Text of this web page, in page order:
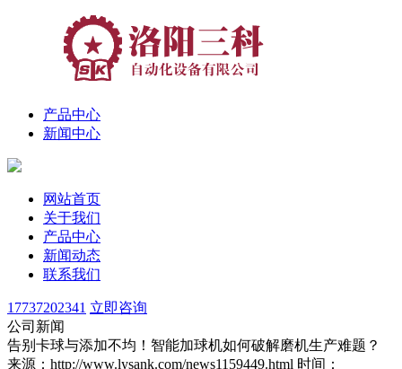
产品中心
新闻中心
网站首页
关于我们
产品中心
新闻动态
联系我们
17737202341 立即咨询
公司新闻
告别卡球与添加不均！智能加球机如何破解磨机生产难题？
来源：http://www.lysank.com/news1159449.html 时间：